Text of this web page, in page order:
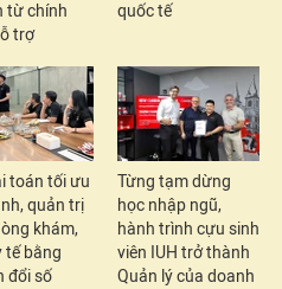
từ chính
trợ
quốc tế
toán tối ưu
quản trị
khám,
tế bằng
đổi số
Từng tạm dừng
học nhập ngũ,
hành trình cựu sinh
viên IUH trở thành
Quản lý của doanh